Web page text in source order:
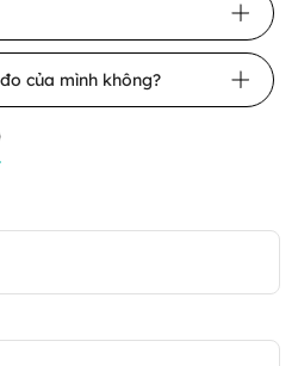
của mình không?